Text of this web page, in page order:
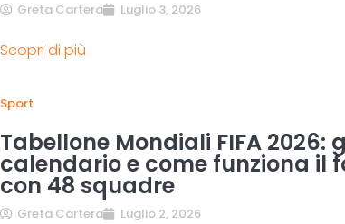
Greta Cartera Luglio 3, 2026
Scopri di più
Sport
Tabellone Mondiali FIFA 2026:
calendario e come funziona il
con 48 squadre
Greta Cartera Luglio 2, 2026